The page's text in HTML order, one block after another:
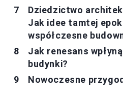
Dziedzictwo
Jak idee tamtej
współczesne
Jak renesans
budynki?
Nowoczesne